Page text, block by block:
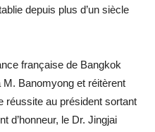
depuis plus d’un siècle
française de Bangkok
Banomyong et réitèrent
au président sortant
d’honneur, le Dr. Jingjai